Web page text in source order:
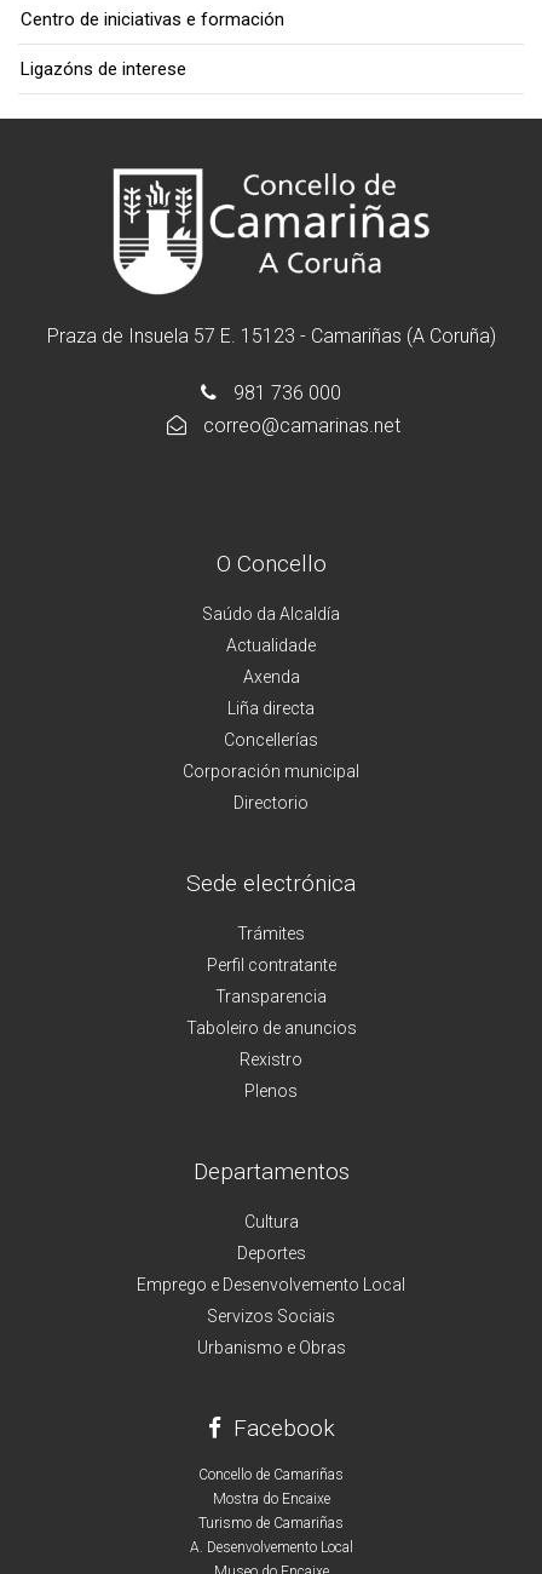
Centro de iniciativas e formación
Ligazóns de interese
Praza de Insuela 57 E. 15123 - Camariñas (A Coruña)
981 736 000
correo@camarinas.net
O Concello
Saúdo da Alcaldía
Actualidade
Axenda
Liña directa
Concellerías
Corporación municipal
Directorio
Sede electrónica
Trámites
Perfil contratante
Transparencia
Taboleiro de anuncios
Rexistro
Plenos
Departamentos
Cultura
Deportes
Emprego e Desenvolvemento Local
Servizos Sociais
Urbanismo e Obras
Facebook
Concello de Camariñas
Mostra do Encaixe
Turismo de Camariñas
A. Desenvolvemento Local